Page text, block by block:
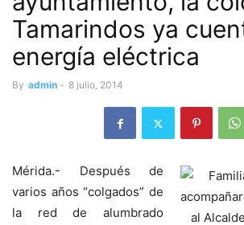
Tamarindos ya
energía eléctrica
By admin - 8 julio, 2014
Mérida.- Después de
varios años “colgados” de
la red de alumbrado